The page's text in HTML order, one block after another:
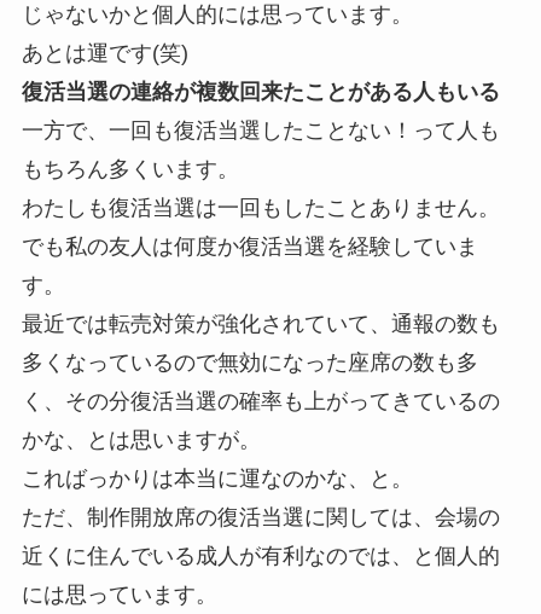
じゃないかと個人的には思っています。
あとは運です(笑)
復活当選の連絡が複数回来たことがある人もいる
一方で、一回も復活当選したことない！って人も
もちろん多くいます。
わたしも復活当選は一回もしたことありません。
でも私の友人は何度か復活当選を経験していま
す。
最近では転売対策が強化されていて、通報の数も
多くなっているので無効になった座席の数も多
く、その分復活当選の確率も上がってきているの
かな、とは思いますが。
こればっかりは本当に運なのかな、と。
ただ、制作開放席の復活当選に関しては、会場の
近くに住んでいる成人が有利なのでは、と個人的
には思っています。